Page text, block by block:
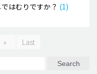
はむりですか？ (1)
» Last
Search